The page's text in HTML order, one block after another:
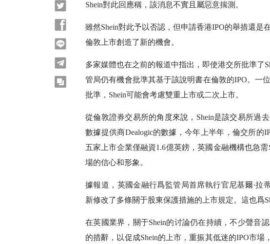
Shein對此回應稱，該消息不實且屬惡意揣測。
雖然Shein對此予以否認，但申請香港IPO的舉措還是
倫敦上市創造了新的機會。
多家媒體也在之前的報道中指出，即使港交所批準了
管局仍有機會批準其基于該說明書在倫敦的IPO。一
批準，Shein可能會考慮雙重上市或二次上市。
從倫敦證券交易所的角度來說，Shein是該交易所過
數據提供商Dealogic的數據，今年上半年，倫交所的
五家上市企業僅融資1.6億英鎊，英國金融機構也急
場的信心和形象。
據報道，英國金融行爲監管局首席執行官尼基爾·拉
新修改了多條關于股東保護措施的上市規定。這也爲
在英國業界，關于Shein的讨論仍在持續，不少聲音
的措辭，以促成Shein的上市，重振其低迷的IPO市場